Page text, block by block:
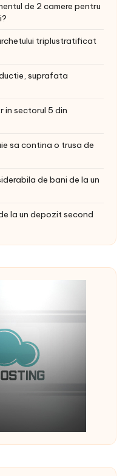
de 2 camere pentru
triplustratificat
suprafata
in sectorul 5 din
sa contina o trusa de
de bani de la un
la un depozit second